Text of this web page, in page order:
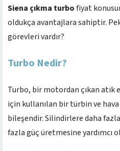
Siena çıkma turbofiyat
oldukça avantajlara sahiptir.
görevleri vardır?
Turbo Nedir?
Turbo, bir motordan çıkan atık
için kullanılan bir türbin ve
bileşendir. Silindirlere daha
fazla güç üretmesine yardımcı